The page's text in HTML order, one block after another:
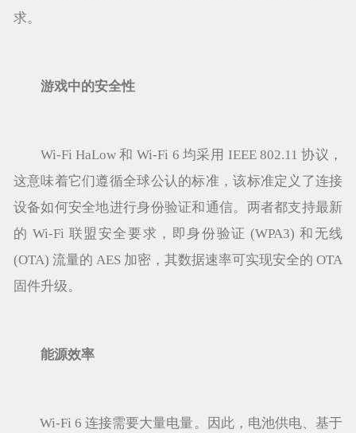
求。
游戏中的安全性
Wi-Fi HaLow 和 Wi-Fi 6 均采用 IEEE 802.11 协议，
这意味着它们遵循全球公认的标准，该标准定义了连接
设备如何安全地进行身份验证和通信。两者都支持最新
的 Wi-Fi 联盟安全要求，即身份验证 (WPA3) 和无线
(OTA) 流量的 AES 加密，其数据速率可实现安全的 OTA
固件升级。
能源效率
Wi-Fi 6 连接需要大量电量。因此，电池供电、基于